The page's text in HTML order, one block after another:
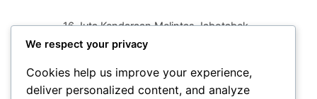
16 Juta Kendaraan Melintas Jabotabek
saat Imlek. Volume lalu lintas di wilayah
Bekasi (Jabotabek). Mencatat angka
yang sangat fantastis selama periode
We respect your privacy
Cookies help us improve your experience,
deliver personalized content, and analyze